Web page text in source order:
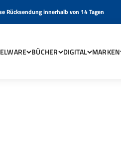
Rücksendung innerhalb von 14 Tagen
BÜCHER DIGITAL MARKEN